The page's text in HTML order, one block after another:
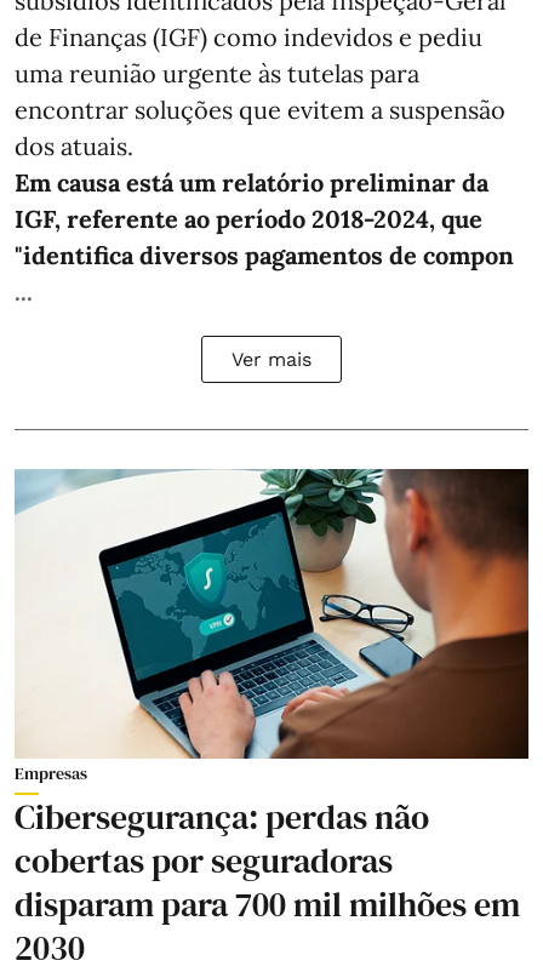
de Finanças (IGF) como indevidos e pediu
uma reunião urgente às tutelas para
encontrar soluções que evitem a suspensão
dos atuais.
Em causa está um relatório preliminar da
IGF, referente ao período 2018-2024, que
"identifica diversos pagamentos de compon
...
Ver mais
Empresas
Cibersegurança: perdas não
cobertas por seguradoras
disparam para 700 mil milhões em
2030